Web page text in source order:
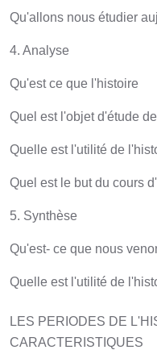
Qu'allons nous étudier
4. Analyse
Qu'est ce que l'histoire
Quel est l'objet d'étude
Quelle est l'utilité de
Quel est le but du cours
5. Synthèse
Qu'est- ce que nous
Quelle est l'utilité de
LES PERIODES DE
CARACTERISTIQUES